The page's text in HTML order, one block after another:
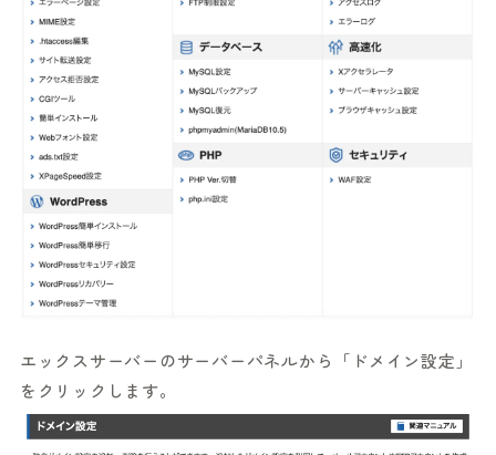
エックスサーバーのサーバーパネルから「ドメイン設定」
をクリックします。